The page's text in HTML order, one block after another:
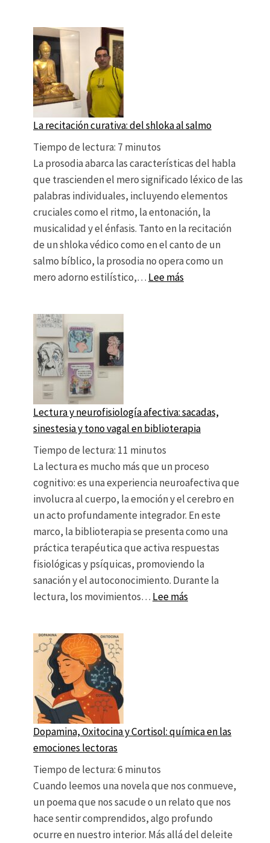
La recitación curativa: del shloka al salmo
Tiempo de lectura: 7 minutos
La prosodia abarca las características del habla
que trascienden el mero significado léxico de las
palabras individuales, incluyendo elementos
cruciales como el ritmo, la entonación, la
musicalidad y el énfasis. Tanto en la recitación
de un shloka védico como en el canto de un
salmo bíblico, la prosodia no opera como un
mero adorno estilístico,… Lee más: La recitación
Lectura y neurofisiología afectiva: sacadas,
sinestesia y tono vagal en biblioterapia
Tiempo de lectura: 11 minutos
La lectura es mucho más que un proceso
cognitivo: es una experiencia neuroafectiva que
involucra al cuerpo, la emoción y el cerebro en
un acto profundamente integrador. En este
marco, la biblioterapia se presenta como una
práctica terapéutica que activa respuestas
fisiológicas y psíquicas, promoviendo la
sanación y el autoconocimiento. Durante la
lectura, los movimientos… Lee más: Lectura y
Dopamina, Oxitocina y Cortisol: química en las
emociones lectoras
Tiempo de lectura:6 minutos
Cuando leemos una novela que nos conmueve,
un poema que nos sacude o un relato que nos
hace sentir comprendidos, algo profundo
ocurre en nuestro interior. Más allá del deleite